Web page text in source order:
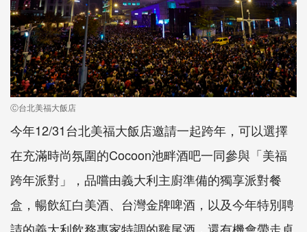
Ⓒ台北美福大飯店
今年12/31台北美福大飯店邀請一起跨年，可以選擇
在充滿時尚氛圍的Cocoon池畔酒吧一同參與「美福
跨年派對」，品嚐由義大利主廚準備的獨享派對餐
盒，暢飲紅白美酒、台灣金牌啤酒，以及今年特別聘